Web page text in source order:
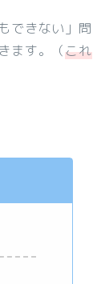
できない」問
ます。（これ